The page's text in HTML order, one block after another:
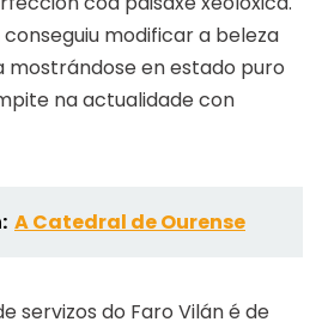
modificar a beleza
mostrándose en estado puro
na actualidade con
A Catedral de Ourense
servizos do Faro Vilán é de